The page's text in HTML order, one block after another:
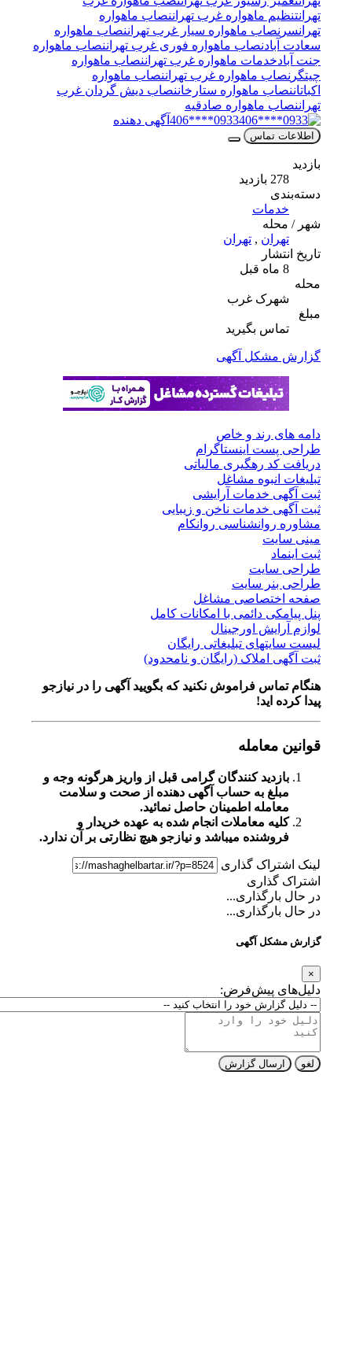
تنظیم ماهواره غرب تهراننصاب ماهواره
تهرانسر نصاب ماهواره سیار غرب تهراننصاب ماهواره
سعادت آبادنصاب ماهواره فوری غرب تهراننصاب ماهواره
جنت آبادخدمات ماهواره غرب تهراننصاب ماهواره
چیتگرنصاب ماهواره غرب تهراننصاب ماهواره
نصاب ماهواره ستارخاننصاب دیش گردان غرب
نصاب ماهواره صادقیه
0933****406
آگهی دهنده
اطلاعات تماس
دسته‌بندی
خدمات
شهر / محله
تهران,تهران
تاریخ انتشار
شهرک غرب
تماس بگیرید
گزارش مشکل آگهی
دامه های رند و خاص
طراحی پست اینستاگرام
دریافت کد رهگیری مالیاتی
تبلیغات انبوه مشاغل
ثبت آگهی خدمات آرایشی
ثبت آگهی خدمات ناخن و زیبایی
مشاوره روانشناسی روانکام
مینی سایت
ثبت اینماد
طراحی سایت
طراحی بنر سایت
صفحه اختصاصی مشاغل
پنل پیامکی دائمی با امکانات کامل
لوازم آرایش اورجینال
لیست سایتهای تبلیغاتی رایگان
ثبت آگهی املاک (رایگان و نامحدود)
هنگام تماس فراموش نکنید که بگویید آگهی را در نیازجو
پیدا کرده اید!
قوانین معامله
بازدید کنندگان گرامی قبل از واریز هرگونه وجه و
مبلغ به حساب آگهی دهنده از صحت و سلامت
معامله اطمینان حاصل نمائید.
کلیه معاملات انجام شده به عهده خریدار و
فروشنده میباشد و نیازجو هیچ نظارتی بر آن ندارد.
لینک اشتراک گذاری
اشتراک گذاری
در حال بارگذاری...
در حال بارگذاری...
گزارش مشکل آگهی
دلیل‌های پیش‌فرض:
ارسال گزارش